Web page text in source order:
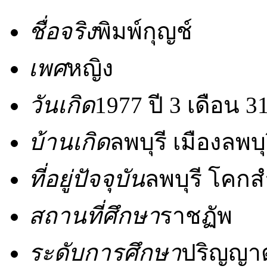
ชื่อจริงพิมพ์กุญช์
เพศหญิง
วันเกิด1977 ปี 3 เดือน
บ้านเกิดลพบุรี เมืองลพ
ที่อยู่ปัจจุบันลพบุรี โคกส
สถานที่ศึกษาราชฏัพ
ระดับการศึกษาปริญญา